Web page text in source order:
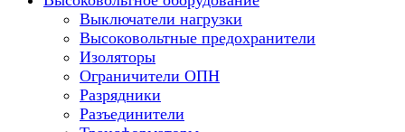
Выключатели нагрузки
Высоковольтные предохранители
Изоляторы
Ограничители ОПН
Разрядники
Разъединители